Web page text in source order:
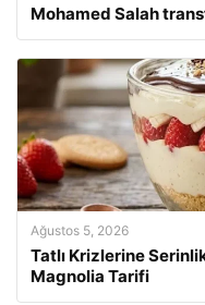
Mohamed Salah
Ağustos 5, 2026
Tatlı Krizlerine
Magnolia Tarifi